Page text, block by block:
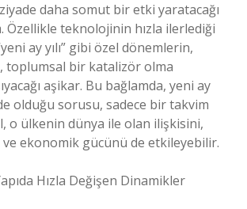
daha somut bir etki yaratacağı
Özellikle teknolojinin hızla ilerlediği
ay yılı” gibi özel dönemlerin,
toplumsal bir katalizör olma
aşikar. Bu bağlamda, yeni ay
olduğu sorusu, sadece bir takvim
o ülkenin dünya ile olan ilişkisini,
ve ekonomik gücünü de etkileyebilir.
Hızla Değişen Dinamikler